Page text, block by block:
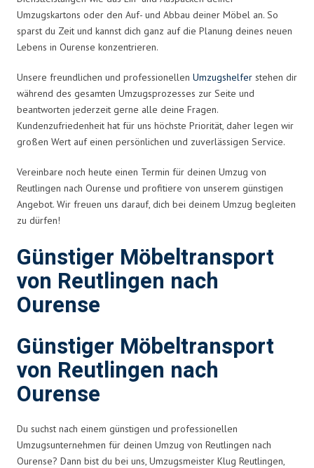
Umzugskartons oder den Auf- und Abbau deiner Möbel an. So
sparst du Zeit und kannst dich ganz auf die Planung deines neuen
Lebens in Ourense konzentrieren.
Unsere freundlichen und professionellen Umzugshelfer stehen dir
während des gesamten Umzugsprozesses zur Seite und
beantworten jederzeit gerne alle deine Fragen.
Kundenzufriedenheit hat für uns höchste Priorität, daher legen wir
großen Wert auf einen persönlichen und zuverlässigen Service.
Vereinbare noch heute einen Termin für deinen Umzug von
Reutlingen nach Ourense und profitiere von unserem günstigen
Angebot. Wir freuen uns darauf, dich bei deinem Umzug begleiten
zu dürfen!
Günstiger Möbeltransport
von Reutlingen nach
Ourense
Günstiger Möbeltransport
von Reutlingen nach
Ourense
Du suchst nach einem günstigen und professionellen
Umzugsunternehmen für deinen Umzug von Reutlingen nach
Ourense? Dann bist du bei uns, Umzugsmeister Klug Reutlingen,